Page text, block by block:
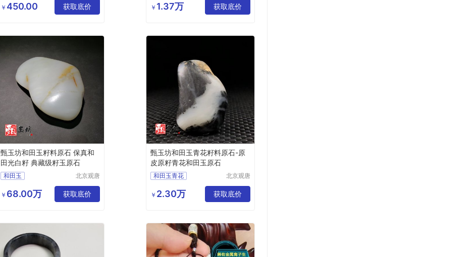
上海透光玉石
有限公司
￥ 450.00 获取底价
和田玉价格
有限公司
￥ 1.37万 获取底价
甄玉坊和田玉籽料原石 保真和
田光白籽 典藏级籽玉原石
和田玉
和田玉光白籽
北京观唐
有限公司
￥ 68.00万 获取底价
甄玉坊和田玉青花籽料原石-原
皮原籽青花和田玉原石
和田玉青花
和田玉籽料原石
北京观唐
有限公司
￥ 2.30万 获取底价